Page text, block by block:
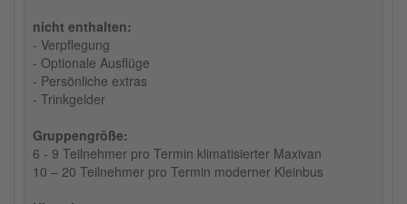
nicht enthalten:
- Verpflegung
- Optionale Ausflüge
- Persönliche extras
- Trinkgelder
Gruppengröße:
6 - 9 Teilnehmer pro Termin klimatisierter Maxivan
10 – 20 Teilnehmer pro Termin moderner Kleinbus